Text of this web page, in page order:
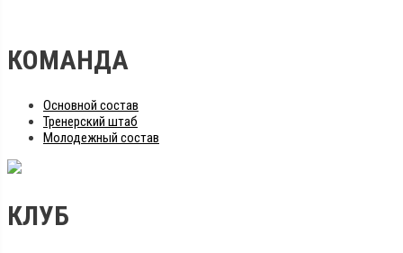
КОМАНДА
Основной состав
Тренерский штаб
Молодежный состав
КЛУБ